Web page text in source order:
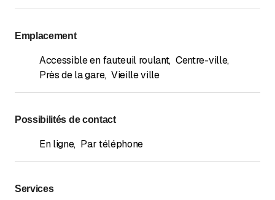
Emplacement
Accessible en fauteuil roulant, Centre-ville,
Près de la gare, Vieille ville
Possibilités de contact
En ligne, Par téléphone
Services